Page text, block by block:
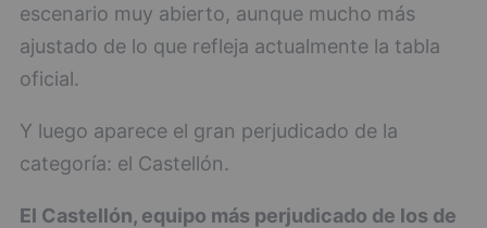
escenario muy abierto, aunque mucho más
ajustado de lo que refleja actualmente la tabla
oficial.
Y luego aparece el gran perjudicado de la
categoría: el Castellón.
El Castellón, equipo más perjudicado de los de